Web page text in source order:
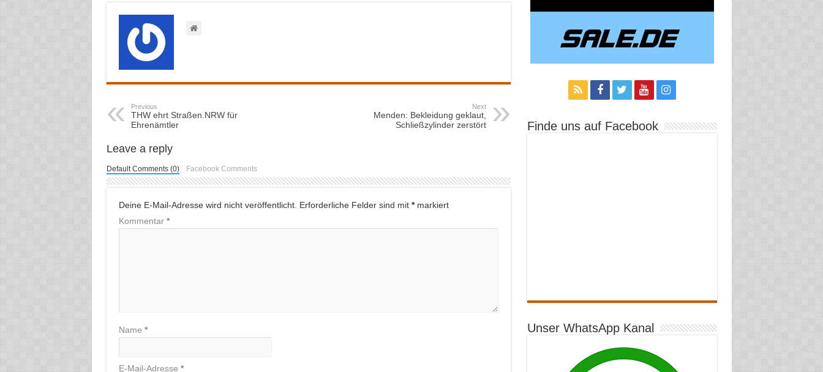
Previous
THW ehrt Straßen.NRW für
Ehrenämtler
Next
Menden: Bekleidung geklaut,
Schließzylinder zerstört
Leave a reply
Default Comments (0) Facebook Comments
Deine E-Mail-Adresse wird nicht veröffentlicht. Erforderliche Felder sind mit *markiert
Kommentar *
Name *
E-Mail-Adresse *
Finde uns auf Facebook
Unser WhatsApp Kanal